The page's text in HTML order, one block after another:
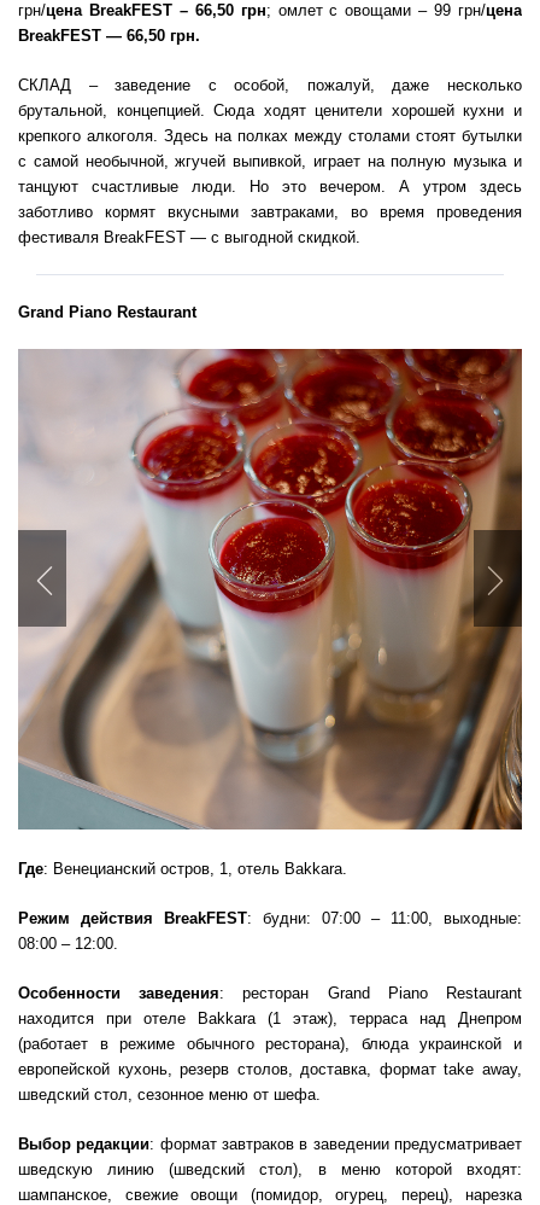
грн/цена BreakFEST – 66,50 грн; омлет с овощами – 99 грн/цена
BreakFEST — 66,50 грн.
СКЛАД – заведение с особой, пожалуй, даже несколько
брутальной, концепцией. Сюда ходят ценители хорошей кухни и
крепкого алкоголя. Здесь на полках между столами стоят бутылки
с самой необычной, жгучей выпивкой, играет на полную музыка и
танцуют счастливые люди. Но это вечером. А утром здесь
заботливо кормят вкусными завтраками, во время проведения
фестиваля BreakFEST — с выгодной скидкой.
Grand Piano Restaurant
Previous
Где: Венецианский остров, 1, отель Bakkara.
Режим действия BreakFEST: будни: 07:00 – 11:00, выходные:
08:00 – 12:00.
Особенности заведения: ресторан Grand Piano Restaurant
находится при отеле Bakkara (1 этаж), терраса над Днепром
(работает в режиме обычного ресторана), блюда украинской и
европейской кухонь, резерв столов, доставка, формат take away,
шведский стол, сезонное меню от шефа.
Выбор редакции: формат завтраков в заведении предусматривает
шведскую линию (шведский стол), в меню которой входят:
шампанское, свежие овощи (помидор, огурец, перец), нарезка